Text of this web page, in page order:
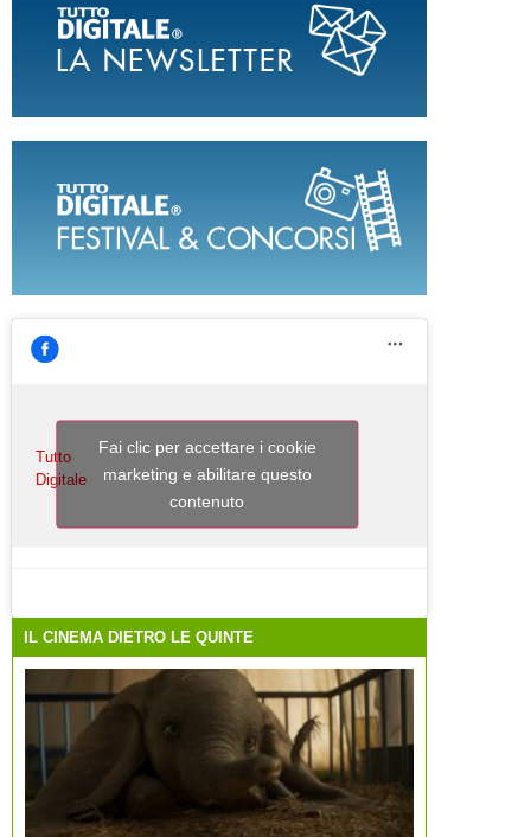
Tutto
Digitale
Fai clic per accettare i cookie
marketing e abilitare questo
contenuto
IL CINEMA DIETRO LE QUINTE